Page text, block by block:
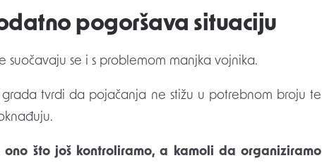
pogoršava situaciju
suočavaju se i s problemom manjka vojnika.
tvrdi da pojačanja ne stižu u potrebnom broju te
što još kontroliramo, a kamoli da organiziramo